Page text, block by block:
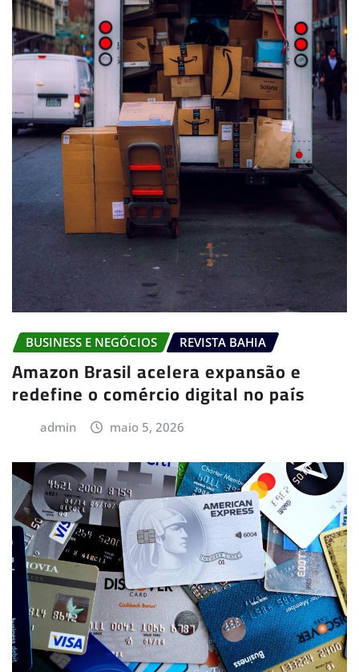
BUSINESS E NEGÓCIOS REVISTA BAHIA
Amazon Brasil acelera expansão e
redefine o comércio digital no país
admin maio 5, 2026